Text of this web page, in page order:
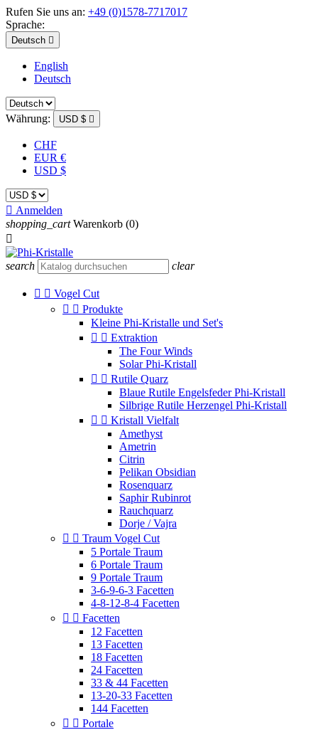
Rufen Sie uns an: +49 (0)1578-7717017
Sprache:
Deutsch 
English
Deutsch
Währung: USD $ 
CHF
EUR €
USD $
 Anmelden
shopping_cart Warenkorb (0)

search clear
  Vogel Cut
  Produkte
Kleine Phi-Kristalle und Set's
  Extraktion
The Four Winds
Solar Phi-Kristall
  Rutile Quarz
Blaue Rutile Engelsfeder Phi-Kristall
Silbrige Rutile Herzengel Phi-Kristall
  Kristall Vielfalt
Amethyst
Ametrin
Citrin
Pelikan Obsidian
Rosenquarz
Saphir Rubinrot
Rauchquarz
Dorje / Vajra
  Traum Vogel Cut
5 Portale Traum
6 Portale Traum
9 Portale Traum
3-6-9-6-3 Facetten
4-8-12-8-4 Facetten
  Facetten
12 Facetten
13 Facetten
18 Facetten
24 Facetten
33 & 44 Facetten
13-20-33 Facetten
144 Facetten
  Portale